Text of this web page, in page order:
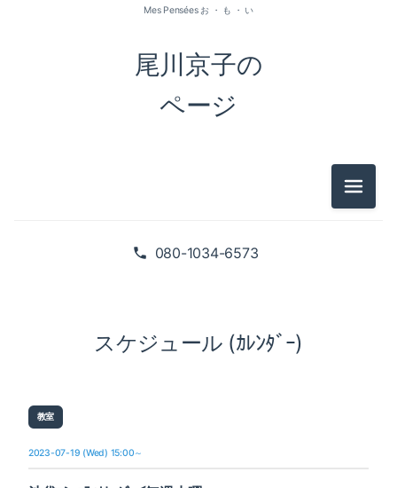
080-1034-6573
尾川京子の
ページ
Mes Pensées お ・ も ・ い
メニュ
スケジュール (ｶﾚﾝﾀﾞｰ)
教室
2023-07-19 (Wed) 15:00～